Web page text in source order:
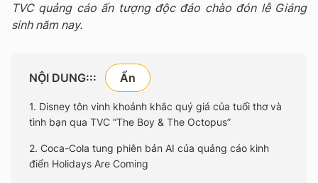
TVC quảng cáo ấn tượng độc đáo chào đón lễ Giáng
sinh năm nay.
NỘI DUNG:::
1. Disney tôn vinh khoảnh khắc quý giá của tuổi thơ và
tình bạn qua TVC “The Boy & The Octopus”
2. Coca-Cola tung phiên bản AI của quảng cáo kinh
điển Holidays Are Coming